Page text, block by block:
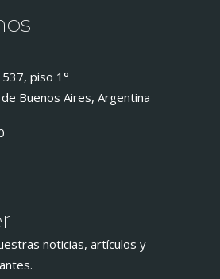
537, piso 1°
Buenos Aires, Argentina
noticias, artículos y